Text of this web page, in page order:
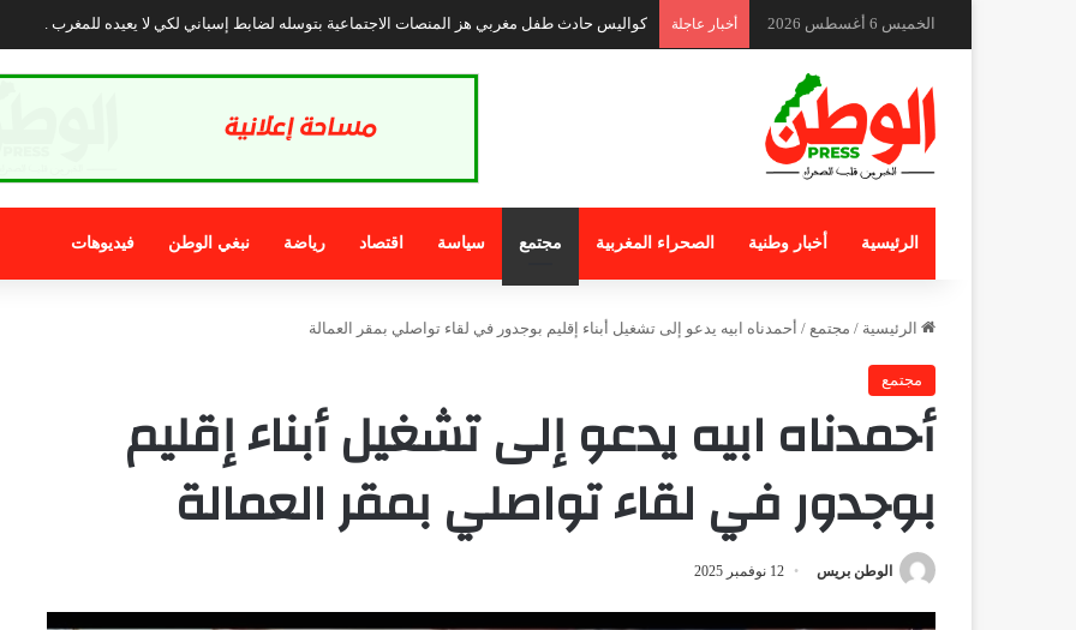
الخميس 6 أغسطس 2026 أخبار عاجلة لقاء دولي حول قضايا الشباب والطلبة بالمنتدى الاجتماعي العالمي في كوتونو ببصمة مغربية
الرئيسية أخبار وطنية الصحراء المغربية مجتمع سياسة اقتصاد رياضة نبغي الوطن فيديوهات
الرئيسية / مجتمع / أحمدناه ابيه يدعو إلى تشغيل أبناء إقليم بوجدور في لقاء تواصلي بمقر العمالة
مجتمع
أحمدناه ابيه يدعو إلى تشغيل أبناء إقليم
بوجدور في لقاء تواصلي بمقر العمالة
الوطن بريس 12 نوفمبر 2025